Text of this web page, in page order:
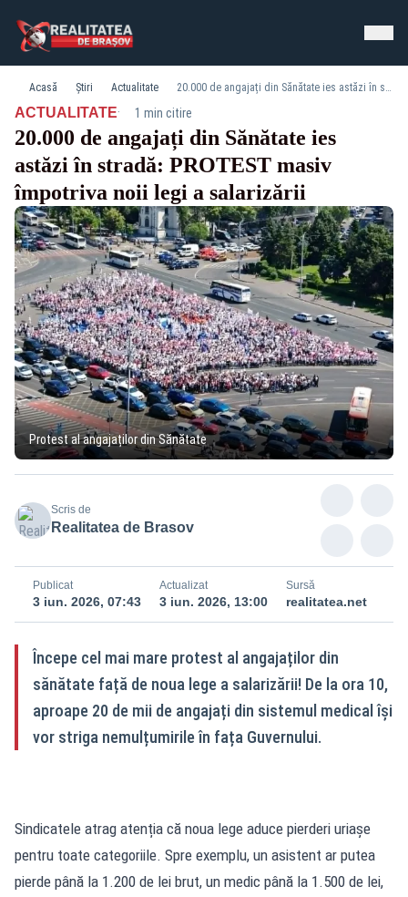
Acasă Știri Actualitate 20.000 de angajați din Sănătate ies astăzi în stradă: PROTEST masiv împotriva noii legi a salarizării
ACTUALITATE· 1 min citire
20.000 de angajați din Sănătate ies
astăzi în stradă: PROTEST masiv
împotriva noii legi a salarizării
Protest al angajaților din Sănătate
Scris de
Realitatea de Brasov
Publicat
3 iun. 2026, 07:43
Actualizat
3 iun. 2026, 13:00
Sursă
realitatea.net
Începe cel mai mare protest al angajaților din
sănătate față de noua lege a salarizării! De la ora 10,
aproape 20 de mii de angajați din sistemul medical își
vor striga nemulțumirile în fața Guvernului.
Sindicatele atrag atenția că noua lege aduce pierderi uriașe
pentru toate categoriile. Spre exemplu, un asistent ar putea
pierde până la 1.200 de lei brut, un medic până la 1.500 de lei,